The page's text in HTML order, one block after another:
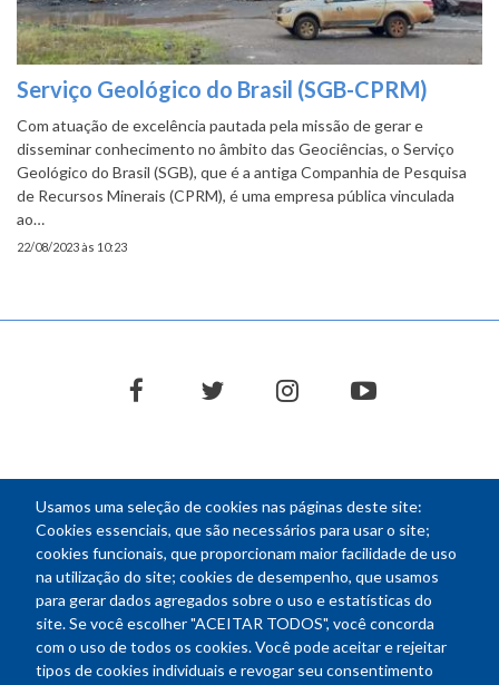
Usamos uma seleção de cookies nas páginas deste site:
Cookies essenciais, que são necessários para usar o site;
cookies funcionais, que proporcionam maior facilidade de uso
na utilização do site; cookies de desempenho, que usamos
para gerar dados agregados sobre o uso e estatísticas do
site. Se você escolher "ACEITAR TODOS", você concorda
com o uso de todos os cookies. Você pode aceitar e rejeitar
tipos de cookies individuais e revogar seu consentimento
Serviço Geológico do Brasil (SGB-CPRM)
Com atuação de excelência pautada pela missão de gerar e
disseminar conhecimento no âmbito das Geociências, o Serviço
Geológico do Brasil (SGB), que é a antiga Companhia de Pesquisa
de Recursos Minerais (CPRM), é uma empresa pública vinculada
ao…
22/08/2023 às 10:23
facebooktwitter instagramyoutube
NEWSLETTER